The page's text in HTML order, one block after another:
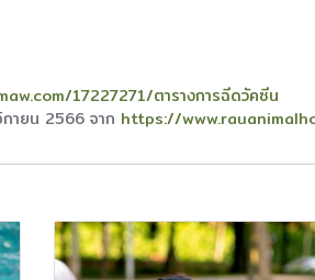
17227271/ตารางการฉีดวัคซีน
ายน 2566 จาก https://